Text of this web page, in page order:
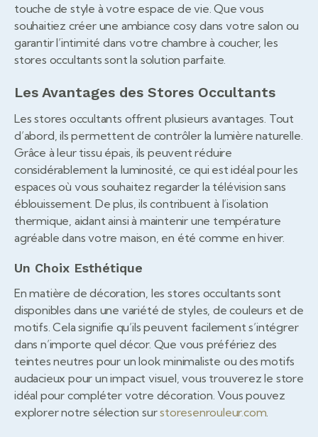
touche de style à votre espace de vie. Que vous
souhaitiez créer une ambiance cosy dans votre salon ou
garantir l’intimité dans votre chambre à coucher, les
stores occultants sont la solution parfaite.
Les Avantages des Stores Occultants
Les stores occultants offrent plusieurs avantages. Tout
d’abord, ils permettent de contrôler la lumière naturelle.
Grâce à leur tissu épais, ils peuvent réduire
considérablement la luminosité, ce qui est idéal pour les
espaces où vous souhaitez regarder la télévision sans
éblouissement. De plus, ils contribuent à l’isolation
thermique, aidant ainsi à maintenir une température
agréable dans votre maison, en été comme en hiver.
Un Choix Esthétique
En matière de décoration, les stores occultants sont
disponibles dans une variété de styles, de couleurs et de
motifs. Cela signifie qu’ils peuvent facilement s’intégrer
dans n’importe quel décor. Que vous préfériez des
teintes neutres pour un look minimaliste ou des motifs
audacieux pour un impact visuel, vous trouverez le store
idéal pour compléter votre décoration. Vous pouvez
explorer notre sélection surstoresenrouleur.com